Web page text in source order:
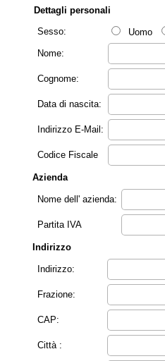
Dettagli personali
Sesso:
Uomo
Nome:
Cognome:
Data di nascita:
Indirizzo E-Mail:
Codice Fiscale
Azienda
Nome dell' azienda:
Partita IVA
Indirizzo
Indirizzo:
Frazione:
CAP:
Città :